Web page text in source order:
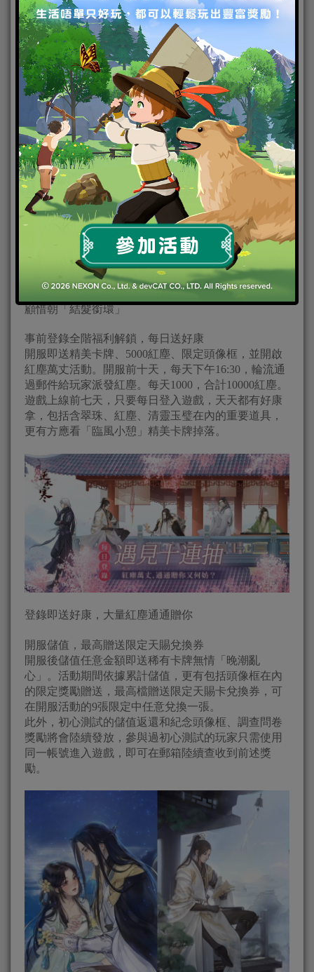
顧惜朝「結髮銜環」
事前登錄全階福利解鎖，每日送好康
開服即送精美卡牌、5000紅塵、限定頭像框，並開啟
紅塵萬丈活動。開服前十天，每天下午16:30，輪流通
過郵件給玩家派發紅塵。每天1000，合計10000紅塵。
遊戲上線前七天，只要每日登入遊戲，天天都有好康
拿，包括含翠珠、紅塵、清靈玉璧在內的重要道具，
更有方應看「臨風小憩」精美卡牌掉落。
登錄即送好康，大量紅塵通通贈你
開服儲值，最高贈送限定天賜兌換券
開服後儲值任意金額即送稀有卡牌無情「晚潮亂
心」。活動期間依據累計儲值，更有包括頭像框在內
的限定獎勵贈送，最高檔贈送限定天賜卡兌換券，可
在開服活動的9張限定中任意兌換一張。
此外，初心測試的儲值返還和紀念頭像框、調查問卷
獎勵將會陸續發放，參與過初心測試的玩家只需使用
同一帳號進入遊戲，即可在郵箱陸續查收到前述獎
勵。